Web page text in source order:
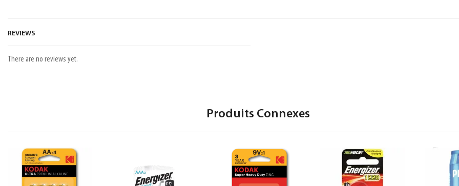
REVIEWS
There are no reviews yet.
Produits Connexes